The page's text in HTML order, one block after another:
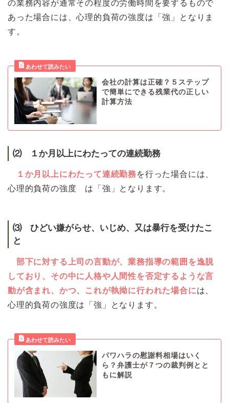
の業務内容が通常その程度の労働時間を要するもので
あった場合には、心理的負荷の強度は「強」となりま
す。
会社の計算は正確？５ステップ
で簡単にできる残業代の正しい
計算方法
⑵ １か月以上にわたっての連続勤務
１か月以上にわたって連続勤務を行った場合には、
心理的負荷の強度 は「強」となります。
⑶ ひどい嫌がらせ、いじめ、又は暴行を受けたこ
と
部下に対する上司の言動が、業務指導の範囲を逸脱
しており、その中に人格や人間性を否定するような言
動が含まれ、かつ、これが執拗に行われた場合には、
心理的負荷の強度は「強」となります。
パワハラの慰謝料相場はいく
ら？弁護士が７つの裁判例とと
もに解説